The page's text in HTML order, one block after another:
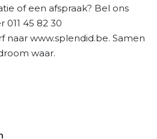
of een afspraak? Bel ons
45 82 30
naar www.splendid.be. Samen
waar.